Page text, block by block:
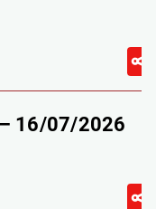
16/07/2026